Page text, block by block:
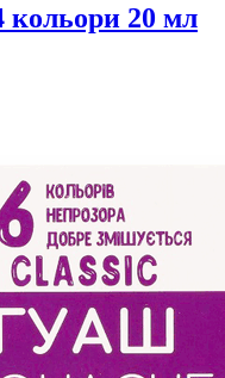
кольори 20 мл